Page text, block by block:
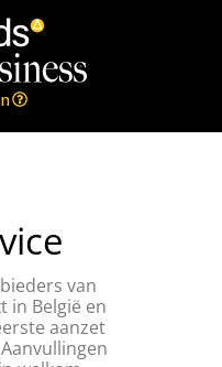
van
in België en
aanzet